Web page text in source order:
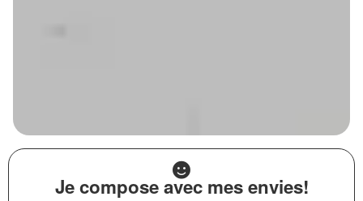
Je compose avec mes envies!